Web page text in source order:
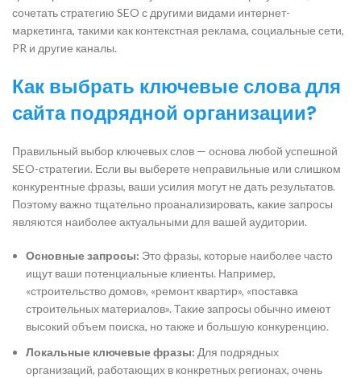
сочетать стратегию SEO с другими видами интернет-
маркетинга, такими как контекстная реклама, социальные сети,
PR и другие каналы.
Как выбрать ключевые слова для
сайта подрядной организации?
Правильный выбор ключевых слов — основа любой успешной
SEO-стратегии. Если вы выберете неправильные или слишком
конкурентные фразы, ваши усилия могут не дать результатов.
Поэтому важно тщательно проанализировать, какие запросы
являются наиболее актуальными для вашей аудитории.
Основные запросы: Это фразы, которые наиболее часто
ищут ваши потенциальные клиенты. Например,
«строительство домов», «ремонт квартир», «поставка
строительных материалов». Такие запросы обычно имеют
высокий объем поиска, но также и большую конкуренцию.
Локальные ключевые фразы: Для подрядных
организаций, работающих в конкретных регионах, очень